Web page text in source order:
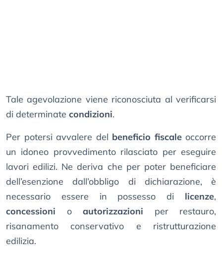
Tale agevolazione viene riconosciuta al verificarsi
di determinate condizioni.
Per potersi avvalere del beneficio fiscaleoccorre
un idoneo provvedimento rilasciato per eseguire
lavori edilizi. Ne deriva che per poter beneficiare
dell’esenzione dall’obbligo di dichiarazione, è
necessario essere in possesso di licenze,
concessioni o autorizzazioni per restauro,
risanamento conservativo e ristrutturazione
edilizia.